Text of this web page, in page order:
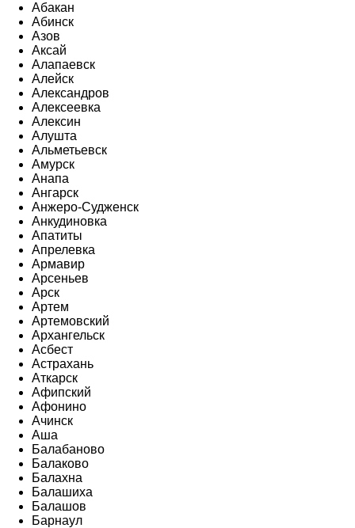
Абакан
Абинск
Азов
Аксай
Алапаевск
Алейск
Александров
Алексеевка
Алексин
Алушта
Альметьевск
Амурск
Анапа
Ангарск
Анжеро-Судженск
Анкудиновка
Апатиты
Апрелевка
Армавир
Арсеньев
Арск
Артем
Артемовский
Архангельск
Асбест
Астрахань
Аткарск
Афипский
Афонино
Ачинск
Аша
Балабаново
Балаково
Балахна
Балашиха
Балашов
Барнаул